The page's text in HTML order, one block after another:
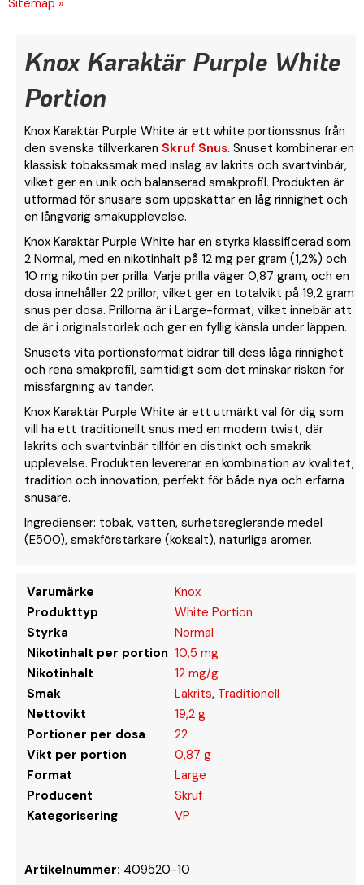
Sitemap »
Knox Karaktär Purple White
Portion
Knox Karaktär Purple White är ett white portionssnus från
den svenska tillverkaren Skruf Snus. Snuset kombinerar en
klassisk tobakssmak med inslag av lakrits och svartvinbär,
vilket ger en unik och balanserad smakprofil. Produkten är
utformad för snusare som uppskattar en låg rinnighet och
en långvarig smakupplevelse.
Knox Karaktär Purple White har en styrka klassificerad som
2 Normal, med en nikotinhalt på 12 mg per gram (1,2%) och
10 mg nikotin per prilla. Varje prilla väger 0,87 gram, och en
dosa innehåller 22 prillor, vilket ger en totalvikt på 19,2 gram
snus per dosa. Prillorna är i Large-format, vilket innebär att
de är i originalstorlek och ger en fyllig känsla under läppen.
Snusets vita portionsformat bidrar till dess låga rinnighet
och rena smakprofil, samtidigt som det minskar risken för
missfärgning av tänder.
Knox Karaktär Purple White är ett utmärkt val för dig som
vill ha ett traditionellt snus med en modern twist, där
lakrits och svartvinbär tillför en distinkt och smakrik
upplevelse. Produkten levererar en kombination av kvalitet,
tradition och innovation, perfekt för både nya och erfarna
snusare.
Ingredienser: tobak, vatten, surhetsreglerande medel
(E500), smakförstärkare (koksalt), naturliga aromer.
Varumärke
Knox
Produkttyp
White Portion
Styrka
Normal
Nikotinhalt per portion 10,5 mg
Nikotinhalt
12 mg/g
Smak
Lakrits, Traditionell
Nettovikt
19,2 g
Portioner per dosa
22
Vikt per portion
0,87 g
Format
Large
Producent
Skruf
Kategorisering
VP
Artikelnummer: 409520-10